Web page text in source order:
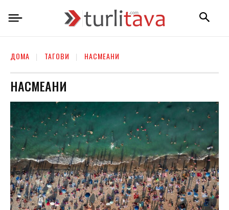
ДОМА ТАГОВИ НАСМЕАНИ
НАСМЕАНИ